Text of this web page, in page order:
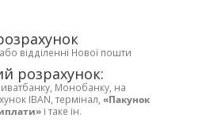
відділенні Нової пошти
розрахунок:
Монобанку, на
IBAN, термінал, «Пакунок
і таке ін.